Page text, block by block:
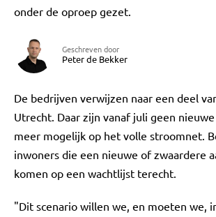
onder de oproep gezet.
Geschreven door
Peter de Bekker
De bedrijven verwijzen naar een deel
Utrecht. Daar zijn vanaf juli geen
meer mogelijk op het volle stroomnet.
inwoners die een nieuwe of zwaardere
komen op een wachtlijst terecht.
"Dit scenario willen we, en moeten we,